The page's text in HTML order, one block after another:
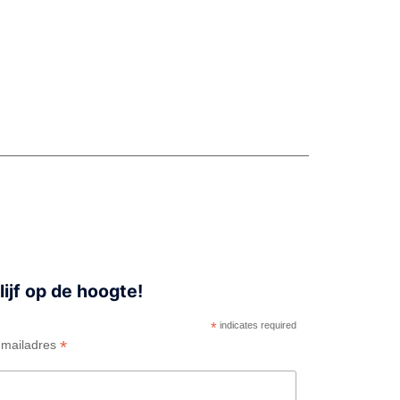
op de hoogte!
*indicates required
*